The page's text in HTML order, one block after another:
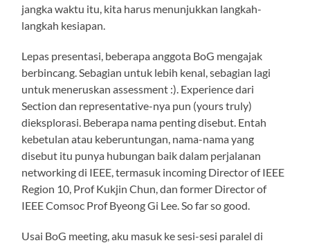
jangka waktu itu, kita harus menunjukkan langkah-
langkah kesiapan.
Lepas presentasi, beberapa anggota BoG mengajak
berbincang. Sebagian untuk lebih kenal, sebagian lagi
untuk meneruskan assessment :). Experience dari
Section dan representative-nya pun (yours truly)
dieksplorasi. Beberapa nama penting disebut. Entah
kebetulan atau keberuntungan, nama-nama yang
disebut itu punya hubungan baik dalam perjalanan
networking di IEEE, termasuk incoming Director of IEEE
Region 10, Prof Kukjin Chun, dan former Director of
IEEE Comsoc Prof Byeong Gi Lee. So far so good.
Usai BoG meeting, aku masuk ke sesi-sesi paralel di